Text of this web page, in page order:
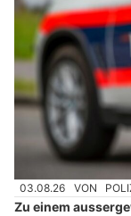
03.08.26 VON
Zu einem